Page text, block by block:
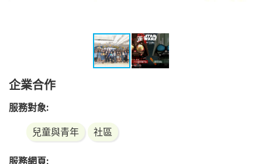
企業合作
服務對象:
兒童與青年
社區
服務網頁: